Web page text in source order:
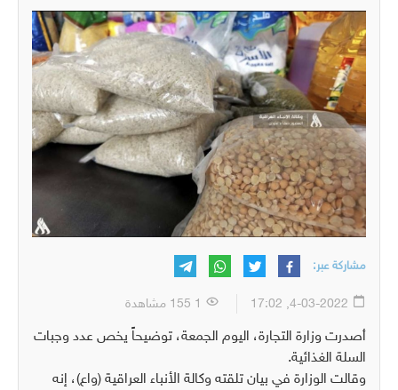
مشاركة عبر:
أصدرت وزارة التجارة، اليوم الجمعة، توضيحاً يخص عدد وجبات
السلة الغذائية.
وقالت الوزارة في بيان تلقته وكالة الأنباء العراقية (واع)، إنه